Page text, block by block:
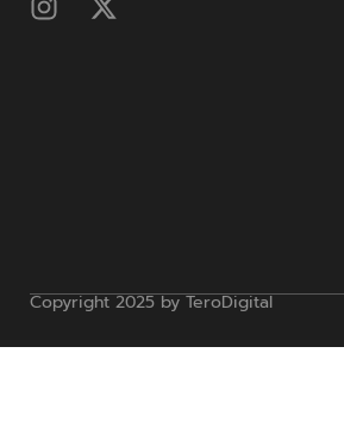
Copyright 2025 by TeroDigital